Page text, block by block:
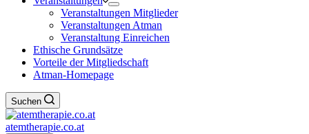
Veranstaltungen Mitglieder
Veranstaltungen Atman
Veranstaltung Einreichen
Ethische Grundsätze
Vorteile der Mitgliedschaft
Atman-Homepage
Suchen
atemtherapie.co.at